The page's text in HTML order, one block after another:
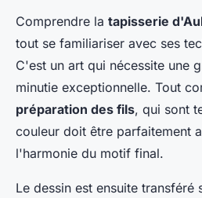
Comprendre la tapisserie
tout se familiariser avec ses
C'est un art qui nécessite une
minutie exceptionnelle. Tout
préparation des fils, qui sont
couleur doit être parfaitement
l'harmonie du motif final.
Le dessin est ensuite transféré